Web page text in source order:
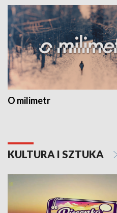
O milimetr
KULTURA I SZTUKA